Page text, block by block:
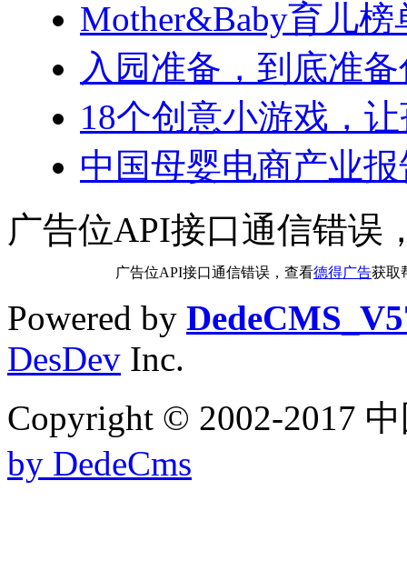
Mother&Baby育儿
入园准备，到底准
18个创意小游戏，
中国母婴电商产业
广告位API接口通信错误
广告位API接口通信错误，查看德得广告获取
Powered by
DesDev Inc.
Copyright © 2002-2017
by DedeCms